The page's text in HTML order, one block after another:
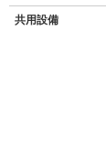
共用設備